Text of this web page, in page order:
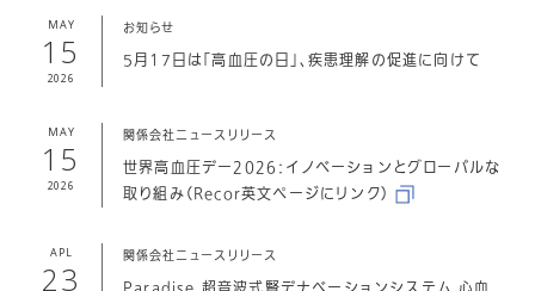
会社概要
関係会社
トップメッセージ
ニュース
大塚グループについて
健康宣言
情報開示（透明性ガイドライン）
MAY
15
2026
お知らせ
5月17日は「高血圧の日」、疾患理解の促進に向けて
MAY
15
2026
関係会社ニュースリリース
世界高血圧デー2026：イノベーションとグローバルな
取り組み（Recor英文ページにリンク）
APL
23
関係会社ニュースリリース